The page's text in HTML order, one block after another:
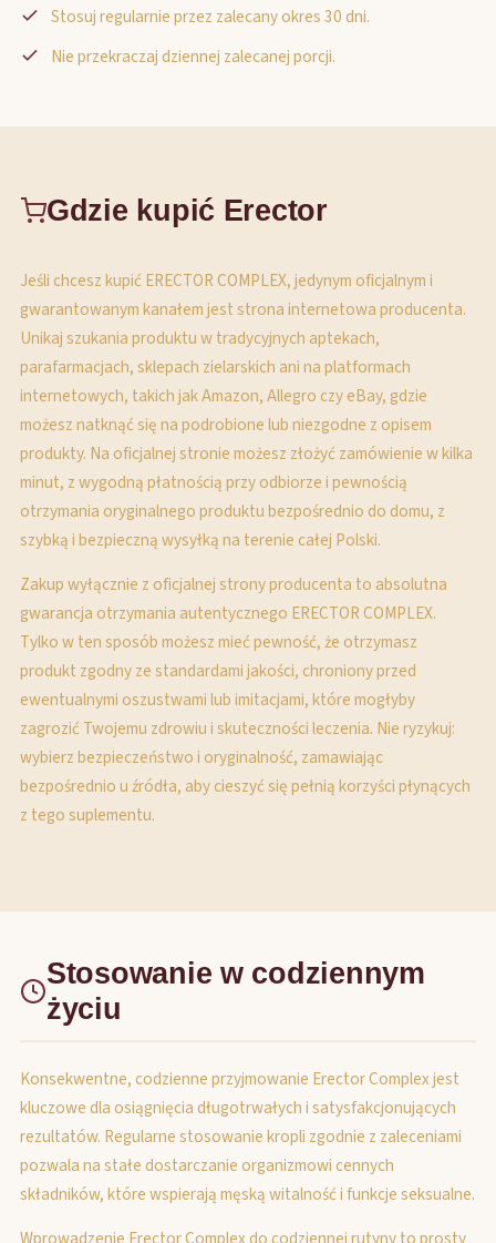
Stosuj regularnie przez zalecany okres 30 dni.
Nie przekraczaj dziennej zalecanej porcji.
Gdzie kupić Erector
Jeśli chcesz kupić ERECTOR COMPLEX, jedynym oficjalnym i
gwarantowanym kanałem jest strona internetowa producenta.
Unikaj szukania produktu w tradycyjnych aptekach,
parafarmacjach, sklepach zielarskich ani na platformach
internetowych, takich jak Amazon, Allegro czy eBay, gdzie
możesz natknąć się na podrobione lub niezgodne z opisem
produkty. Na oficjalnej stronie możesz złożyć zamówienie w kilka
minut, z wygodną płatnością przy odbiorze i pewnością
otrzymania oryginalnego produktu bezpośrednio do domu, z
szybką i bezpieczną wysyłką na terenie całej Polski.
Zakup wyłącznie z oficjalnej strony producenta to absolutna
gwarancja otrzymania autentycznego ERECTOR COMPLEX.
Tylko w ten sposób możesz mieć pewność, że otrzymasz
produkt zgodny ze standardami jakości, chroniony przed
ewentualnymi oszustwami lub imitacjami, które mogłyby
zagrozić Twojemu zdrowiu i skuteczności leczenia. Nie ryzykuj:
wybierz bezpieczeństwo i oryginalność, zamawiając
bezpośrednio u źródła, aby cieszyć się pełnią korzyści płynących
z tego suplementu.
Stosowanie w codziennym
życiu
Konsekwentne, codzienne przyjmowanie Erector Complex jest
kluczowe dla osiągnięcia długotrwałych i satysfakcjonujących
rezultatów. Regularne stosowanie kropli zgodnie z zaleceniami
pozwala na stałe dostarczanie organizmowi cennych
składników, które wspierają męską witalność i funkcje seksualne.